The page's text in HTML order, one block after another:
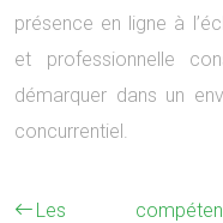
présence en ligne à
et professionnelle
démarquer dans un
concurrentiel.
Les